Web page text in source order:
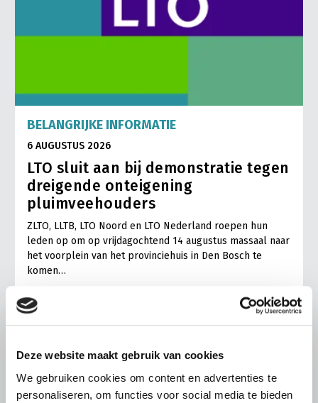
Deze website maakt gebruik van cookies
We gebruiken cookies om content en advertenties te
personaliseren, om functies voor social media te bieden
BELANGRIJKE INFORMATIE
6 AUGUSTUS 2026
LTO sluit aan bij demonstratie tegen
dreigende onteigening
pluimveehouders
ZLTO, LLTB, LTO Noord en LTO Nederland roepen hun
leden op om op vrijdagochtend 14 augustus massaal naar
het voorplein van het provinciehuis in Den Bosch te
komen…
Lees meer